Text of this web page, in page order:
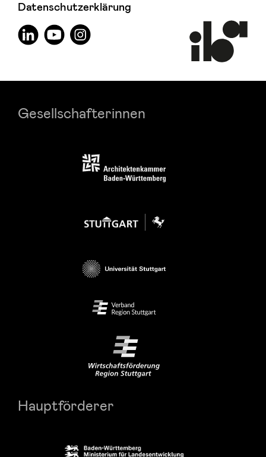
Datenschutzerklärung
Gesellschafterinnen
Hauptförderer